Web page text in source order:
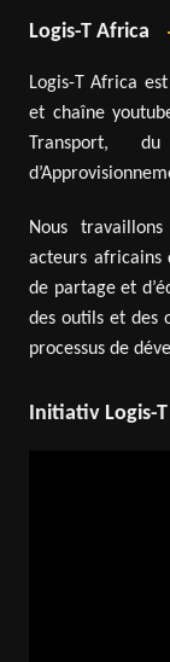
Logis-T Africa
Logis-T Africa
et chaîne
Transport,
Nous
acteurs africains
de partage et
des outils et des
processus de
Initiativ Logis-